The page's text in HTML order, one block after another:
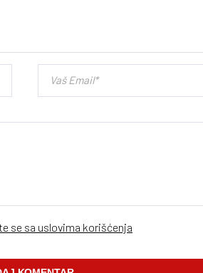
se sa uslovima korišćenja